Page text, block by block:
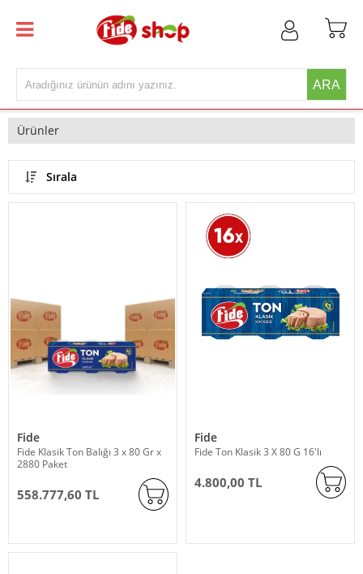
ARA
Ürünler
Sırala
Fide
Fide Klasik Ton Balığı 3 x 80 Gr x
2880 Paket
558.777,60 TL
Fide
Fide Ton Klasik 3 X 80 G 16'lı
4.800,00 TL